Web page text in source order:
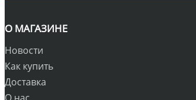
О МАГАЗИНЕ
Новости
Как купить
Доставка